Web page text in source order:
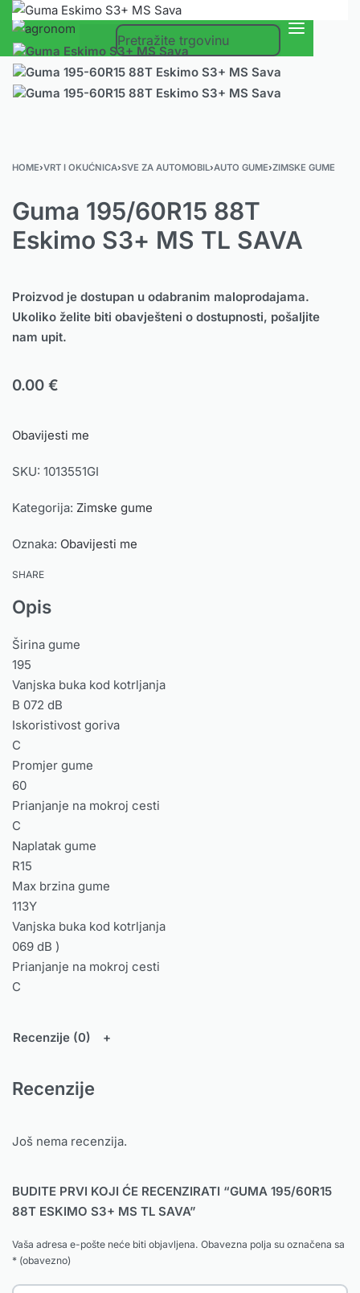
HOME›VRT I OKUĆNICA›SVE ZA AUTOMOBIL›AUTO GUME›ZIMSKE GUME
Guma 195/60R15 88T
Eskimo S3+ MS TL SAVA
Proizvod je dostupan u odabranim maloprodajama.
Ukoliko želite biti obavješteni o dostupnosti, pošaljite
nam upit.
0.00 €
Obavijesti me
SKU: 1013551GI
Kategorija: Zimske gume
Oznaka: Obavijesti me
SHARE
Opis
Širina gume
195
Vanjska buka kod kotrljanja
B 072 dB
Iskoristivost goriva
C
Promjer gume
60
Prianjanje na mokroj cesti
C
Naplatak gume
R15
Max brzina gume
113Y
Vanjska buka kod kotrljanja
069 dB )
Prianjanje na mokroj cesti
C
Recenzije (0)
Recenzije
Još nema recenzija.
BUDITE PRVI KOJI ĆE RECENZIRATI “GUMA 195/60R15
88T ESKIMO S3+ MS TL SAVA”
Vaša adresa e-pošte neće biti objavljena. Obavezna polja su označena sa
* (obavezno)